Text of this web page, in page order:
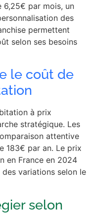
6,25€ par mois, un
des
permettent
selon ses besoins
le coût de
à prix
stratégique. Les
attentive
183€ par an. Le prix
en France en 2024
variations selon le
selon